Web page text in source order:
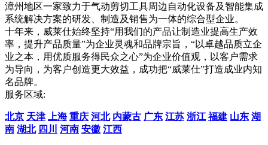
漳州地区一家致力于气动剪切工具周边自动化设备及智能集成
系统解决方案的研发、制造及销售为一体的综合型企业。
十年来，威莱仕始终坚持“用我们的产品让制造业提高生产效
率，提升产品质量”为企业灵魂和品牌宗旨，“以卓越品质立企
业之本，用优质服务得民众之心”为企业价值观，以客户需求
为导向，为客户创造更大效益，成功把“威莱仕”打造成业内知
名品牌。
服务区域:
北京 天津 上海 重庆 河北 内蒙古 广东 江苏 浙江 福建 山东 湖
南 湖北 四川 河南 安徽 江西